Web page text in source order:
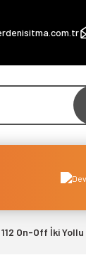
On-Off İki